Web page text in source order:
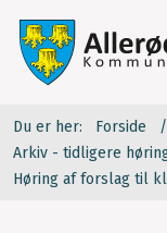
Du er her:
Forside
Arkiv - tidligere
Høring af forslag til